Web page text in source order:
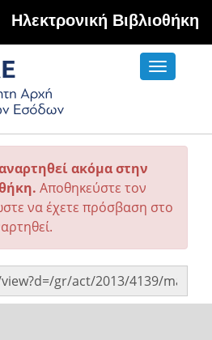
Hλεκτρονική Βιβλιοθήκη
Toggle
ακόμα στην
Αποθηκεύστε τον
να έχετε πρόσβαση στο